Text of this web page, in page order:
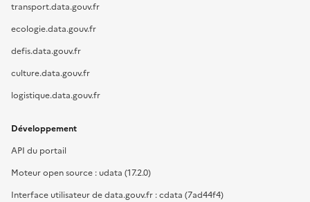
transport.data.gouv.fr
ecologie.data.gouv.fr
defis.data.gouv.fr
culture.data.gouv.fr
logistique.data.gouv.fr
Développement
API du portail
Moteur open source : udata (17.2.0)
Interface utilisateur de data.gouv.fr : cdata (7ad44f4)